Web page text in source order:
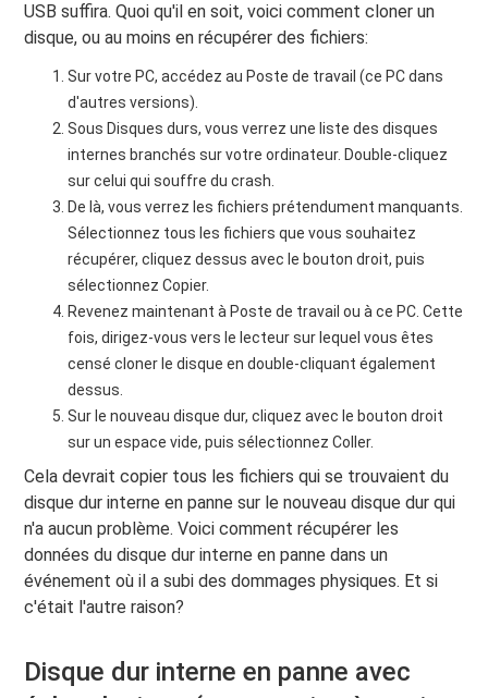
USB suffira. Quoi qu'il en soit, voici comment cloner un
disque, ou au moins en récupérer des fichiers:
Sur votre PC, accédez au Poste de travail (ce PC dans
d'autres versions).
Sous Disques durs, vous verrez une liste des disques
internes branchés sur votre ordinateur. Double-cliquez
sur celui qui souffre du crash.
De là, vous verrez les fichiers prétendument manquants.
Sélectionnez tous les fichiers que vous souhaitez
récupérer, cliquez dessus avec le bouton droit, puis
sélectionnez Copier.
Revenez maintenant à Poste de travail ou à ce PC. Cette
fois, dirigez-vous vers le lecteur sur lequel vous êtes
censé cloner le disque en double-cliquant également
dessus.
Sur le nouveau disque dur, cliquez avec le bouton droit
sur un espace vide, puis sélectionnez Coller.
Cela devrait copier tous les fichiers qui se trouvaient du
disque dur interne en panne sur le nouveau disque dur qui
n'a aucun problème. Voici comment récupérer les
données du disque dur interne en panne dans un
événement où il a subi des dommages physiques. Et si
c'était l'autre raison?
Disque dur interne en panne avec